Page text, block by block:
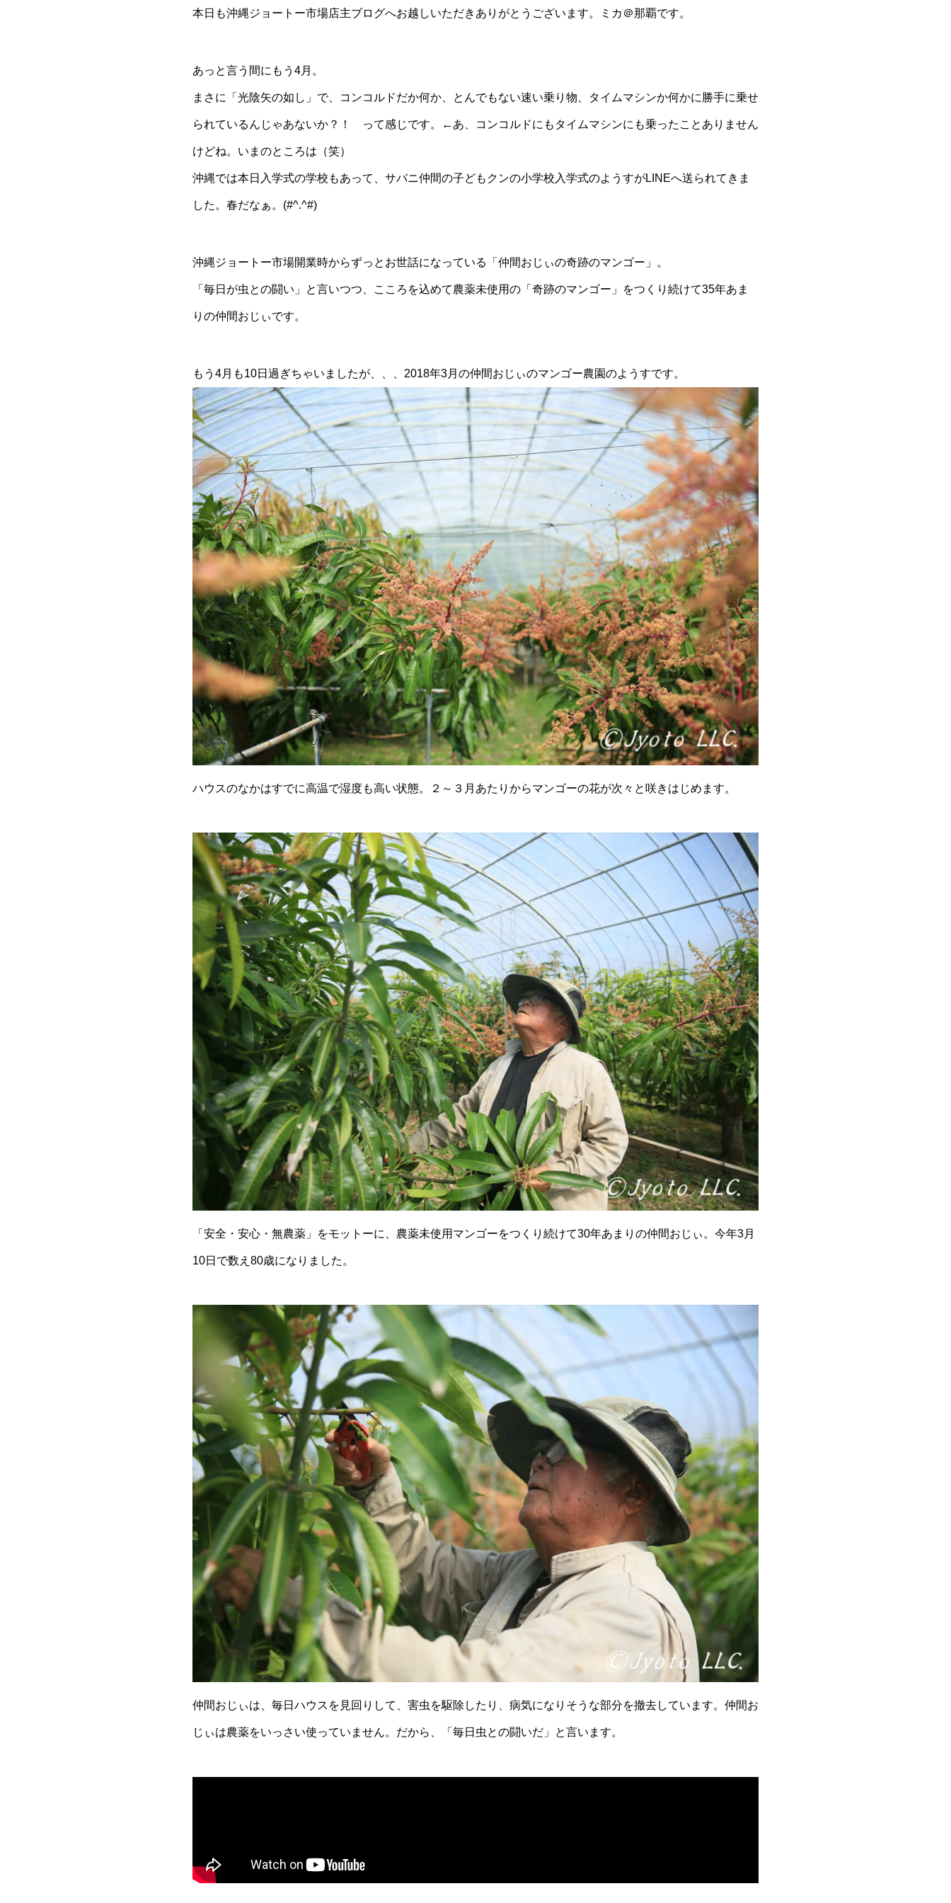
本日も沖縄ジョートー市場店主ブログへお越しいただきありがとうございます。ミカ＠那覇です。
あっと言う間にもう4月。
まさに「光陰矢の如し」で、コンコルドだか何か、とんでもない速い乗り物、タイムマシンか何かに勝手に乗せ
られているんじゃあないか？！ って感じです。←あ、コンコルドにもタイムマシンにも乗ったことありません
けどね。いまのところは（笑）
沖縄では本日入学式の学校もあって、サバニ仲間の子どもクンの小学校入学式のようすがLINEへ送られてきま
した。春だなぁ。(#^.^#)
沖縄ジョートー市場開業時からずっとお世話になっている「仲間おじぃの奇跡のマンゴー」。
「毎日が虫との闘い」と言いつつ、こころを込めて農薬未使用の「奇跡のマンゴー」をつくり続けて35年あま
りの仲間おじぃです。
もう4月も10日過ぎちゃいましたが、、、2018年3月の仲間おじぃのマンゴー農園のようすです。
ハウスのなかはすでに高温で湿度も高い状態。２～３月あたりからマンゴーの花が次々と咲きはじめます。
「安全・安心・無農薬」をモットーに、農薬未使用マンゴーをつくり続けて30年あまりの仲間おじぃ。今年3月
10日で数え80歳になりました。
仲間おじぃは、毎日ハウスを見回りして、害虫を駆除したり、病気になりそうな部分を撤去しています。仲間お
じぃは農薬をいっさい使っていません。だから、「毎日虫との闘いだ」と言います。